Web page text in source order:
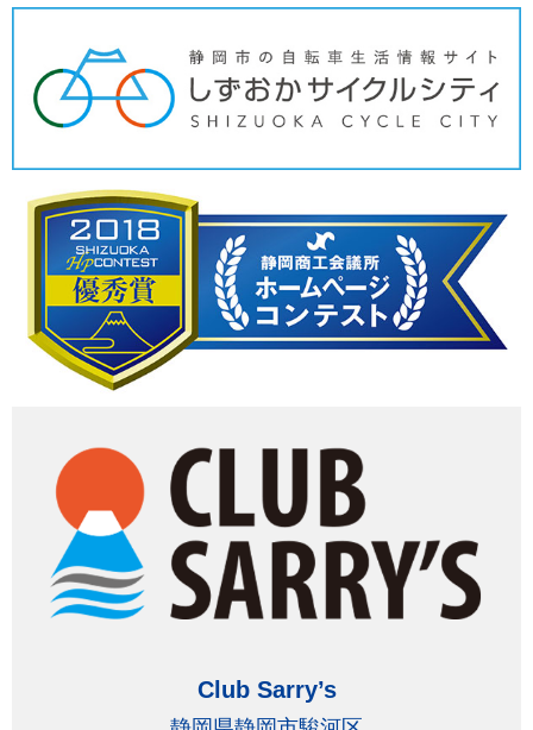
Club Sarry’s